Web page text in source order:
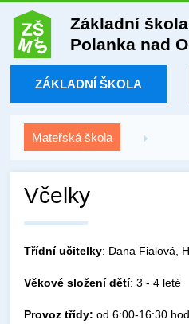
Základní
Polanka nad
ZÁKLADNÍ ŠKOLA
Mateřská škola
Včelky
Třídní učitelky: Dana Fialová,
Věkové složení dětí: 3 - 4 leté
Provoz třídy: od 6:00-16:30 hod